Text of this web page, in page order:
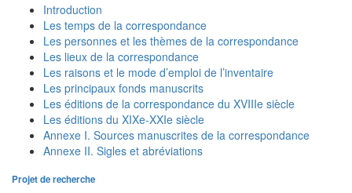
Introduction
Les temps de la correspondance
Les personnes et les thèmes de la correspondance
Les lieux de la correspondance
Les raisons et le mode d’emploi de l’inventaire
Les principaux fonds manuscrits
Les éditions de la correspondance du XVIIIe siècle
Les éditions du XIXe-XXIe siècle
Annexe I. Sources manuscrites de la correspondance
Annexe II. Sigles et abréviations
Projet de recherche